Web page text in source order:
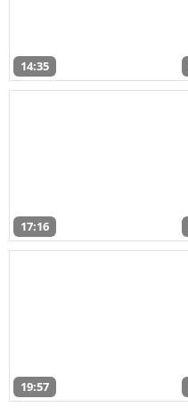
14:35
17:16
19:57